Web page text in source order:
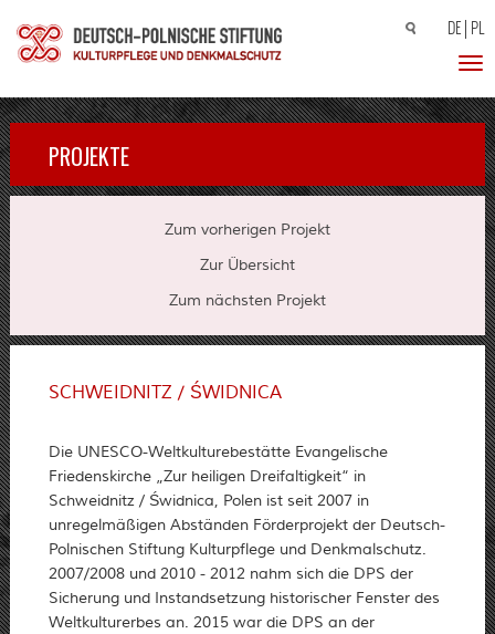
Suchen
DE PL
PROJEKTE
Zum vorherigen Projekt
Zur Übersicht
Zum nächsten Projekt
SCHWEIDNITZ / ŚWIDNICA
Die UNESCO-Weltkulturebestätte Evangelische
Friedenskirche „Zur heiligen Dreifaltigkeit“ in
Schweidnitz / Świdnica, Polen ist seit 2007 in
unregelmäßigen Abständen Förderprojekt der Deutsch-
Polnischen Stiftung Kulturpflege und Denkmalschutz.
2007/2008 und 2010 - 2012 nahm sich die DPS der
Sicherung und Instandsetzung historischer Fenster des
Weltkulturerbes an. 2015 war die DPS an der